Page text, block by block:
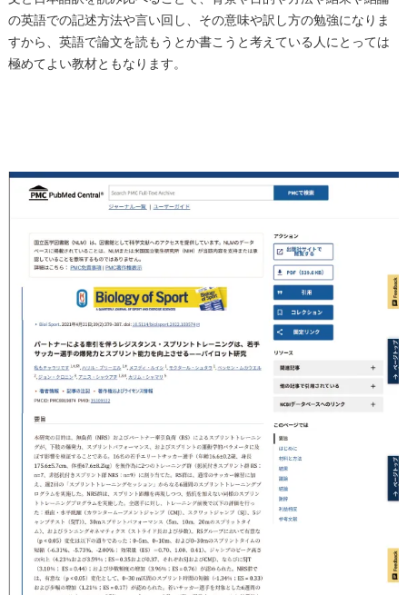
の英語での記述方法や言い回し、その意味や訳し方の勉強になりま
すから、英語で論文を読もうとか書こうと考えている人にとっては
極めてよい教材ともなります。